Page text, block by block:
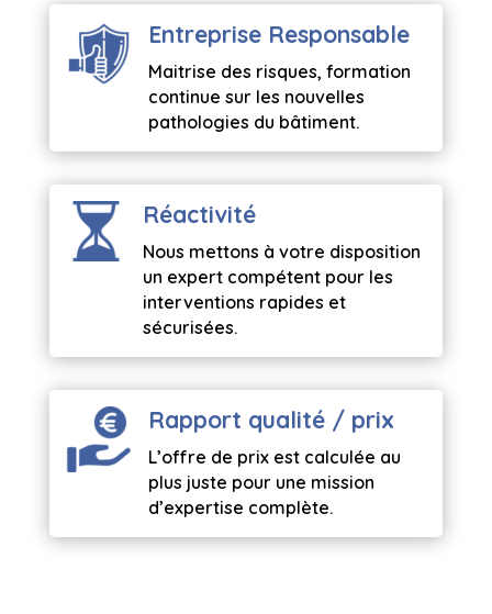
Entreprise Responsable
Maitrise des risques, formation
continue sur les nouvelles
pathologies du bâtiment.
Réactivité
Nous mettons à votre disposition
un expert compétent pour les
interventions rapides et
sécurisées.
Rapport qualité / prix
L’offre de prix est calculée au
plus juste pour une mission
d’expertise complète.